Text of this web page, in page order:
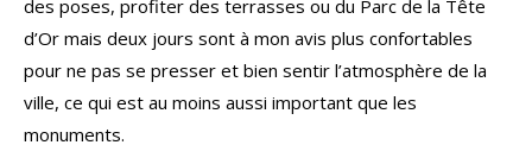
des poses, profiter des terrasses ou du Parc de la Tête
d’Or mais deux jours sont à mon avis plus confortables
pour ne pas se presser et bien sentir l’atmosphère de la
ville, ce qui est au moins aussi important que les
monuments.